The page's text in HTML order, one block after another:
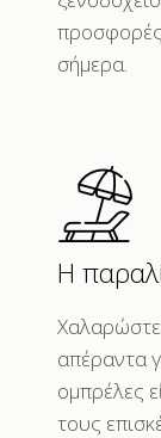
προσφορές
σήμερα.
Η
απέραντα
ομπρέλες
τους